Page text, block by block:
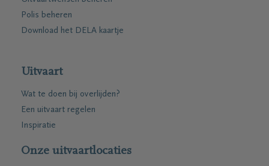
Polis beheren
Download het DELA kaartje
Uitvaart
Wat te doen bij overlijden?
Een uitvaart regelen
Inspiratie
Onze uitvaartlocaties